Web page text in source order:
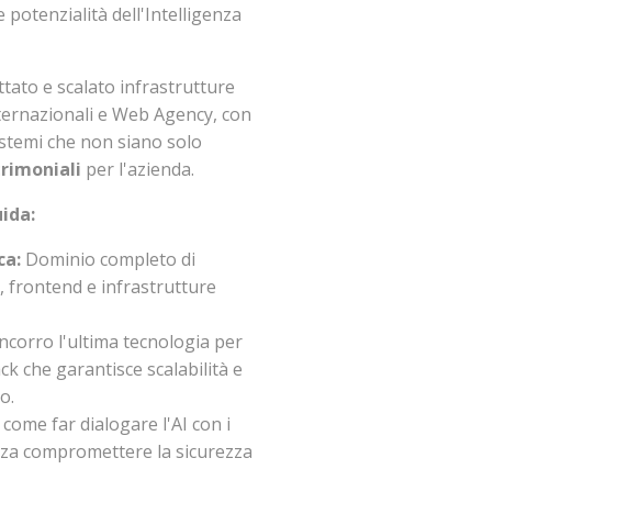
potenzialità dell'Intelligenza
e scalato infrastrutture
e Web Agency, con
che non siano solo
per l'azienda.
Dominio completo di
frontend e infrastrutture
l'ultima tecnologia per
che garantisce scalabilità e
come far dialogare l'AI con i
compromettere la sicurezza